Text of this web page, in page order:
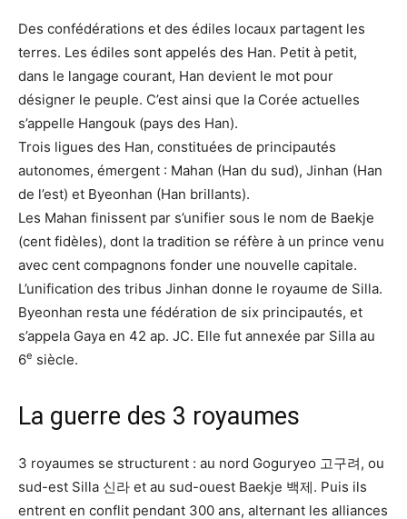
Des confédérations et des édiles locaux partagent les
terres. Les édiles sont appelés des Han. Petit à petit,
dans le langage courant, Han devient le mot pour
désigner le peuple. C’est ainsi que la Corée actuelles
s’appelle Hangouk (pays des Han).
Trois ligues des Han, constituées de principautés
autonomes, émergent : Mahan (Han du sud), Jinhan (Han
de l’est) et Byeonhan (Han brillants).
Les Mahan finissent par s’unifier sous le nom de Baekje
(cent fidèles), dont la tradition se réfère à un prince venu
avec cent compagnons fonder une nouvelle capitale.
L’unification des tribus Jinhan donne le royaume de Silla.
Byeonhan resta une fédération de six principautés, et
s’appela Gaya en 42 ap. JC. Elle fut annexée par Silla au
6e siècle.
La guerre des 3 royaumes
3 royaumes se structurent : au nord Goguryeo 고구려, ou
sud-est Silla 신라 et au sud-ouest Baekje 백제. Puis ils
entrent en conflit pendant 300 ans, alternant les alliances